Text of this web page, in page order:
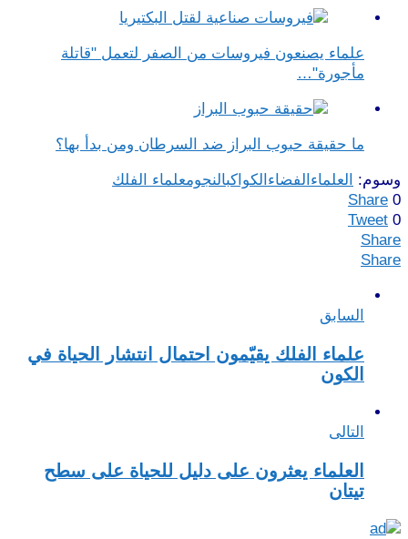
علماء يصنعون فيروسات من الصفر لتعمل "قاتلة
مأجورة"…
ما حقيقة حبوب البراز ضد السرطان ومن بدأ بها؟
وسوم: العلماء الفضاء الكواكبالنجومعلماء الفلك
Share 0
Tweet 0
Share
Share
السابق
علماء الفلك يقيّمون احتمال انتشار الحياة في
الكون
التالى
العلماء يعثرون على دليل للحياة على سطح
تيتان